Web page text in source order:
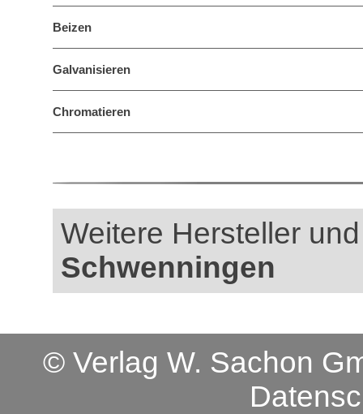
Beizen
Galvanisieren
Chromatieren
Weitere Hersteller
Schwenningen
© Verlag W. Sachon